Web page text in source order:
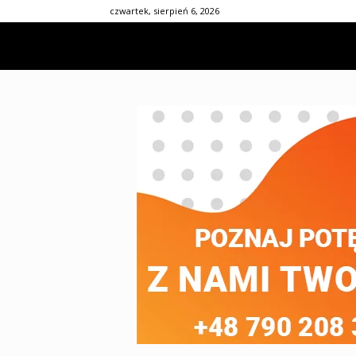
czwartek, sierpień 6, 2026